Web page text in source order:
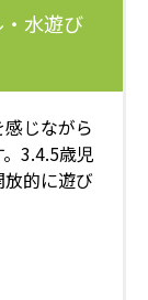
水遊び
じながら
3.4.5歳児
的に遊び